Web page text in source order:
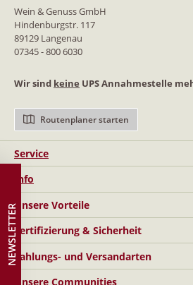
Service
Info
Zertifizierung & Sicherheit
Zahlungs- und Versandarten
Unsere Communities
Unsere Vorteile
Wein & Genuss GmbH
Hindenburgstr. 117
89129 Langenau
07345 - 800 6030
Wir sind keine UPS Annahmestelle
Routenplaner starten
NEWSLETTER